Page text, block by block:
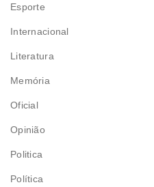
Esporte
Internacional
Literatura
Memória
Oficial
Opinião
Politica
Política